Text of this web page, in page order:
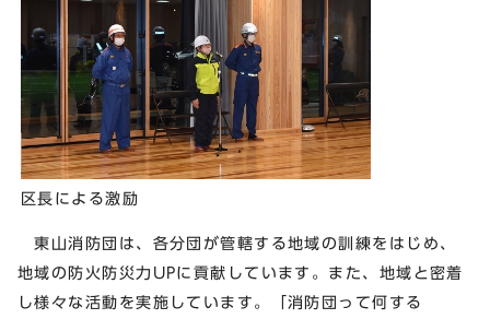
区長による激励
東山消防団は、各分団が管轄する地域の訓練をはじめ、
地域の防火防災力UPに貢献しています。また、地域と密着
し様々な活動を実施しています。「消防団って何する